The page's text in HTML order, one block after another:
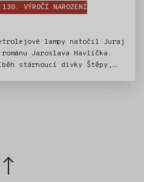
130. VÝROČÍ NAROZENÍ
lampy natočil Juraj
Jaroslava Havlíčka.
stárnoucí dívky Štěpy,
neustále matkou vnucováni
musejí pocházet z téhož
jiná než ostatní dívky.
Než by se stala starou
Zpět
nahoru